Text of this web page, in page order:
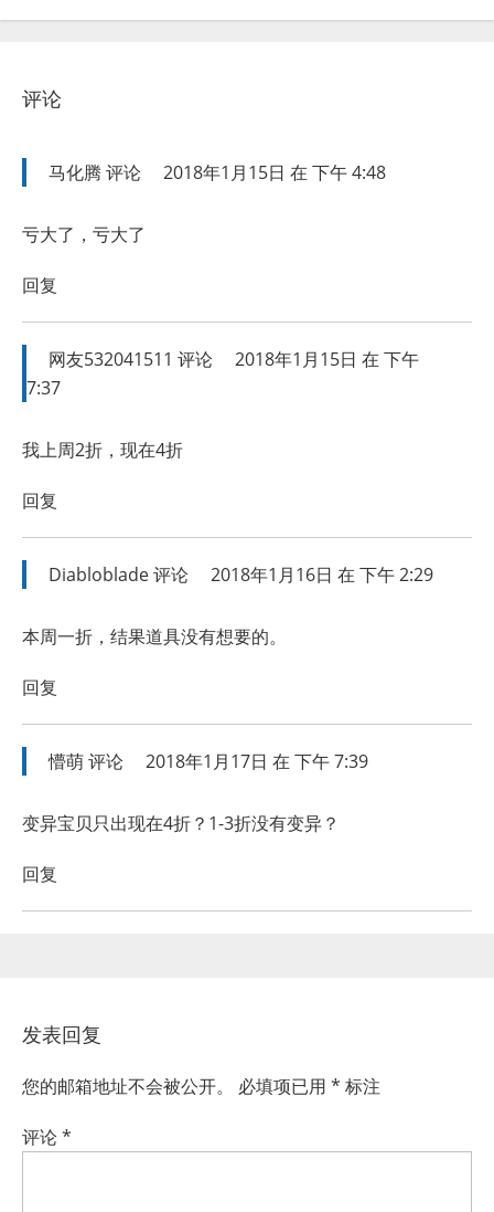
评论
马化腾评论 2018年1月15日 在 下午 4:48
亏大了，亏大了
回复
网友532041511 评论
2018年1月15日 在 下午
7:37
我上周2折，现在4折
回复
Diabloblade评论 2018年1月16日 在 下午 2:29
本周一折，结果道具没有想要的。
回复
懵萌评论 2018年1月17日 在 下午 7:39
变异宝贝只出现在4折？1-3折没有变异？
回复
发表回复
您的邮箱地址不会被公开。 必填项已用 * 标注
评论*